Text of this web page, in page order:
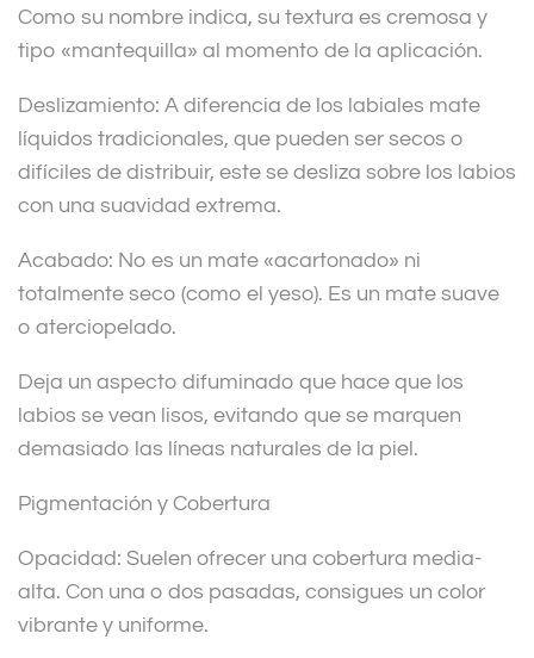
e
:
Como su nombre indica, su textura es cremosa y
tipo «mantequilla» al momento de la aplicación.
Deslizamiento: A diferencia de los labiales mate
líquidos tradicionales, que pueden ser secos o
difíciles de distribuir, este se desliza sobre los labios
con una suavidad extrema.
Acabado: No es un mate «acartonado» ni
totalmente seco (como el yeso). Es un mate suave
o aterciopelado.
Deja un aspecto difuminado que hace que los
labios se vean lisos, evitando que se marquen
demasiado las líneas naturales de la piel.
Pigmentación y Cobertura
Opacidad: Suelen ofrecer una cobertura media-
alta. Con una o dos pasadas, consigues un color
vibrante y uniforme.